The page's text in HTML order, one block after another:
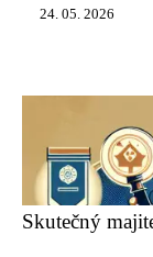
24. 05. 2026
Skutečný